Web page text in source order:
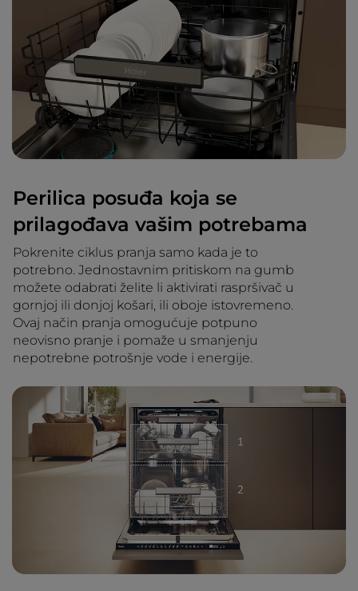
Perilica posuđa koja se
prilagođava vašim potrebama
Pokrenite ciklus pranja samo kada je to
potrebno. Jednostavnim pritiskom na gumb
možete odabrati želite li aktivirati raspršivač u
gornjoj ili donjoj košari, ili oboje istovremeno.
Ovaj način pranja omogućuje potpuno
neovisno pranje i pomaže u smanjenju
nepotrebne potrošnje vode i energije.